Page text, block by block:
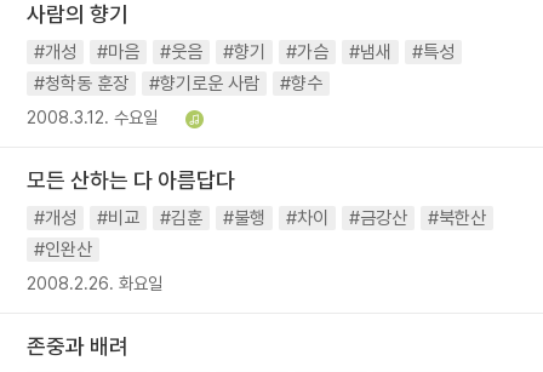
사람의 향기
#개성 #마음 #웃음 #향기 #가슴 #냄새
#특성
#청학동 훈장
#향기로운 사람 #향수
2008.3.12. 수요일
모든 산하는 다 아름답다
#개성 #비교 #김훈 #불행 #차이 #금강산
#북한산
#인완산
2008.2.26. 화요일
존중과 배려